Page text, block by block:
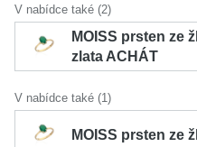
V nabídce také (2)
MOISS prsten ze
zlata ACHÁT
V nabídce také (1)
MOISS prsten ze